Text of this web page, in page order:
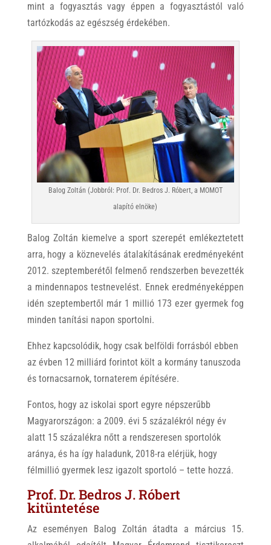
mint a fogyasztás vagy éppen a fogyasztástól való
tartózkodás az egészség érdekében.
Balog Zoltán (Jobbról: Prof. Dr. Bedros J. Róbert, a MOMOT
alapító elnöke)
Balog Zoltán kiemelve a sport szerepét emlékeztetett
arra, hogy a köznevelés átalakításának eredményeként
2012. szeptemberétől felmenő rendszerben bevezették
a mindennapos testnevelést. Ennek eredményeképpen
idén szeptembertől már 1 millió 173 ezer gyermek fog
minden tanítási napon sportolni.
Ehhez kapcsolódik, hogy csak belföldi forrásból ebben
az évben 12 milliárd forintot költ a kormány tanuszoda
és tornacsarnok, tornaterem építésére.
Fontos, hogy az iskolai sport egyre népszerűbb
Magyarországon: a 2009. évi 5 százalékról négy év
alatt 15 százalékra nőtt a rendszeresen sportolók
aránya, és ha így haladunk, 2018-ra elérjük, hogy
félmillió gyermek lesz igazolt sportoló – tette hozzá.
Prof. Dr. Bedros J. Róbert
kitüntetése
Az eseményen Balog Zoltán átadta a március 15.